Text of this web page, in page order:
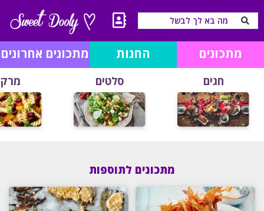
מתכונים החנות מתכונים אחרונים
חגים סלטים
מתכונים לתוספות